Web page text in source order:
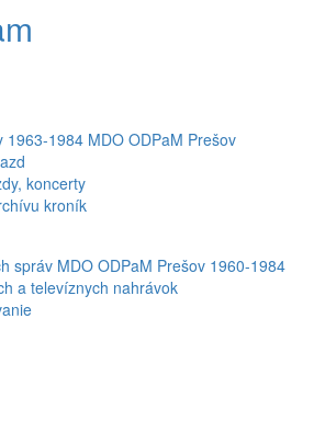
1963-1984 MDO ODPaM Prešov
koncerty
kroník
správ MDO ODPaM Prešov 1960-1984
a televíznych nahrávok